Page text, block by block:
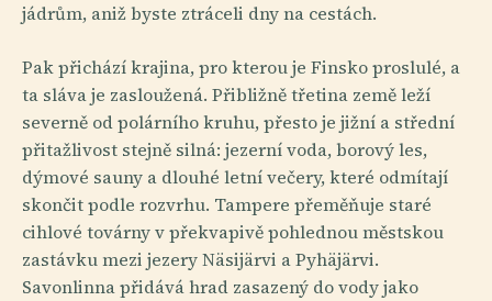
jádrům, aniž byste ztráceli dny na cestách.
Pak přichází krajina, pro kterou je Finsko proslulé, a
ta sláva je zasloužená. Přibližně třetina země leží
severně od polárního kruhu, přesto je jižní a střední
přitažlivost stejně silná: jezerní voda, borový les,
dýmové sauny a dlouhé letní večery, které odmítají
skončit podle rozvrhu. Tampere přeměňuje staré
cihlové továrny v překvapivě pohlednou městskou
zastávku mezi jezery Näsijärvi a Pyhäjärvi.
Savonlinna přidává hrad zasazený do vody jako